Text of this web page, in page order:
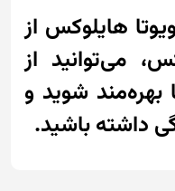
هایلوکس از
می‌توانید از
بهره‌مند شوید و
داشته باشید.